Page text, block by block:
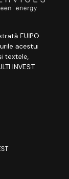
EUIPO
acestui
textele,
INVEST.